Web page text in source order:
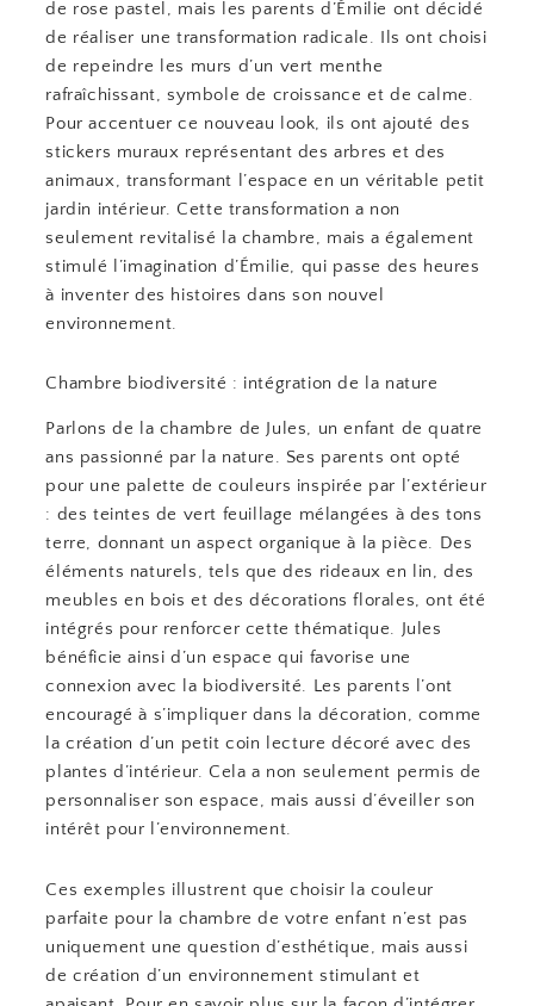
de rose pastel, mais les parents d’Émilie ont décidé
de réaliser une transformation radicale. Ils ont choisi
de repeindre les murs d’un vert menthe
rafraîchissant, symbole de croissance et de calme.
Pour accentuer ce nouveau look, ils ont ajouté des
stickers muraux représentant des arbres et des
animaux, transformant l’espace en un véritable petit
jardin intérieur. Cette transformation a non
seulement revitalisé la chambre, mais a également
stimulé l’imagination d’Émilie, qui passe des heures
à inventer des histoires dans son nouvel
environnement.
Chambre biodiversité : intégration de la nature
Parlons de la chambre de Jules, un enfant de quatre
ans passionné par la nature. Ses parents ont opté
pour une palette de couleurs inspirée par l’extérieur
: des teintes de vert feuillage mélangées à des tons
terre, donnant un aspect organique à la pièce. Des
éléments naturels, tels que des rideaux en lin, des
meubles en bois et des décorations florales, ont été
intégrés pour renforcer cette thématique. Jules
bénéficie ainsi d’un espace qui favorise une
connexion avec la biodiversité. Les parents l’ont
encouragé à s’impliquer dans la décoration, comme
la création d’un petit coin lecture décoré avec des
plantes d’intérieur. Cela a non seulement permis de
personnaliser son espace, mais aussi d’éveiller son
intérêt pour l’environnement.
Ces exemples illustrent que choisir la couleur
parfaite pour la chambre de votre enfant n’est pas
uniquement une question d’esthétique, mais aussi
de création d’un environnement stimulant et